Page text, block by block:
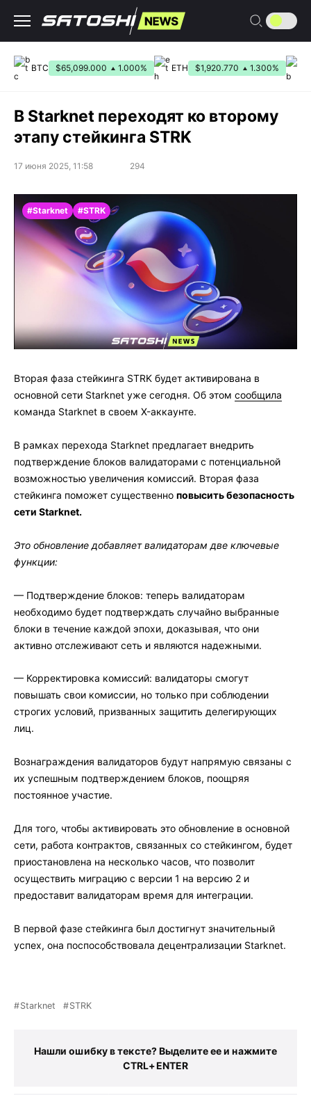
содержанию
BTC $65,099.000 1.000% ETH $1,920.770 1.300%
В Starknet переходят ко второму
этапу стейкинга STRK
17 июня 2025, 11:58 294
#Starknet #STRK
Вторая фаза стейкинга STRK будет активирована в
основной сети Starknet уже сегодня. Об этом сообщила
команда Starknet в своем X-аккаунте.
В рамках перехода Starknet предлагает внедрить
подтверждение блоков валидаторами с потенциальной
возможностью увеличения комиссий. Вторая фаза
стейкинга поможет существенно повысить безопасность
сети Starknet.
Это обновление добавляет валидаторам две ключевые
функции:
— Подтверждение блоков: теперь валидаторам
необходимо будет подтверждать случайно выбранные
блоки в течение каждой эпохи, доказывая, что они
активно отслеживают сеть и являются надежными.
— Корректировка комиссий: валидаторы смогут
повышать свои комиссии, но только при соблюдении
строгих условий, призванных защитить делегирующих
лиц.
Вознаграждения валидаторов будут напрямую связаны с
их успешным подтверждением блоков, поощряя
постоянное участие.
Для того, чтобы активировать это обновление в основной
сети, работа контрактов, связанных со стейкингом, будет
приостановлена на несколько часов, что позволит
осуществить миграцию с версии 1 на версию 2 и
предоставит валидаторам время для интеграции.
В первой фазе стейкинга был достигнут значительный
успех, она поспособствовала децентрализации Starknet.
Starknet STRK
Нашли ошибку в тексте? Выделите ее и нажмите
CTRL+ENTER